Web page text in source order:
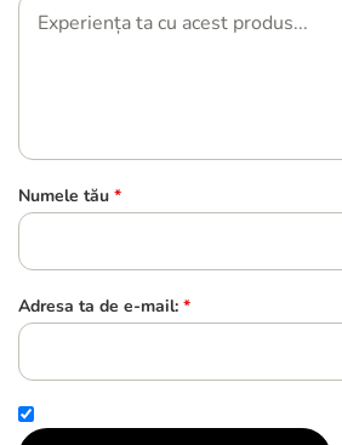
Numele tău *
Adresa ta de e-mail: *